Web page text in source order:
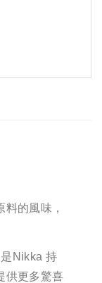
料的風味，
Nikka 持
供更多驚喜